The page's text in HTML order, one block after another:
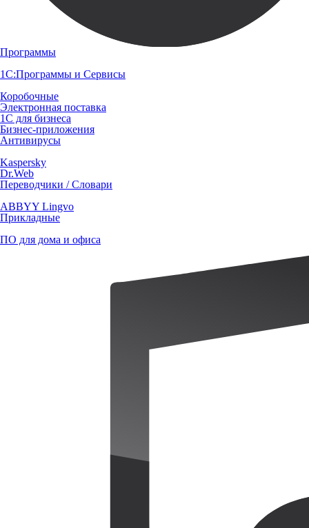
Программы
1С:Программы и Сервисы
Коробочные
Электронная поставка
1С для бизнеса
Бизнес-приложения
Антивирусы
Kaspersky
Dr.Web
Переводчики / Словари
ABBYY Lingvo
Прикладные
ПО для дома и офиса